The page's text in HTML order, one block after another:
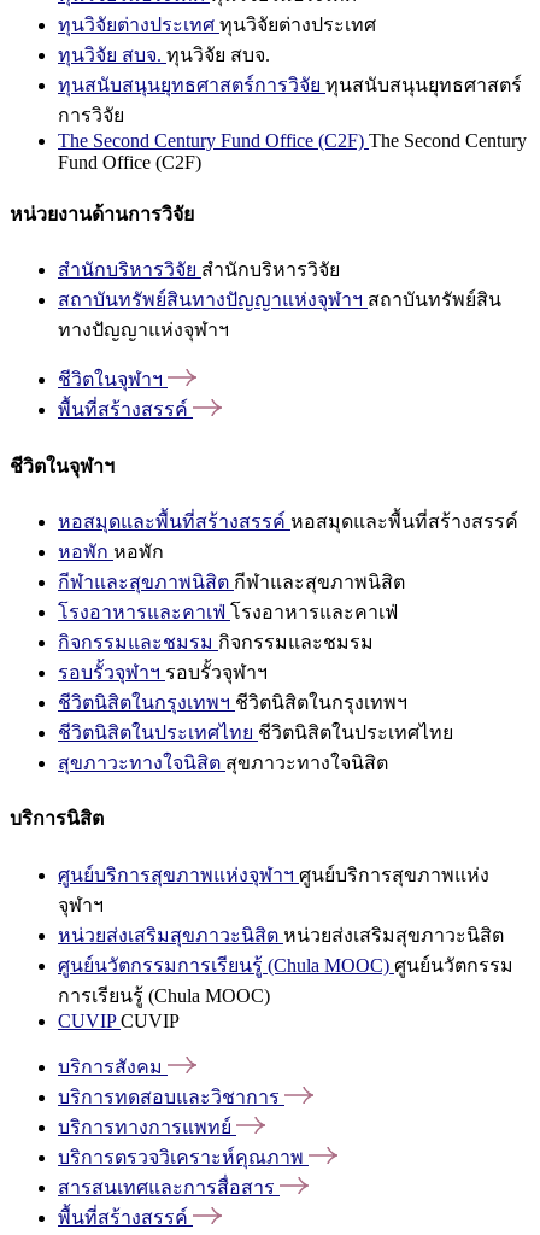
ทุนวิจัยต่างประเทศ ทุนวิจัยต่างประเทศ
ทุนวิจัย สบจ. ทุนวิจัย สบจ.
ทุนสนับสนุนยุทธศาสตร์การวิจัย ทุนสนับสนุนยุทธศาสตร์
การวิจัย
The Second Century Fund Office (C2F) The Second Century
Fund Office (C2F)
หน่วยงานด้านการวิจัย
สำนักบริหารวิจัย สำนักบริหารวิจัย
สถาบันทรัพย์สินทางปัญญาแห่งจุฬาฯ สถาบันทรัพย์สิน
ทางปัญญาแห่งจุฬาฯ
ชีวิตในจุฬาฯ
พื้นที่สร้างสรรค์
ชีวิตในจุฬาฯ
หอสมุดและพื้นที่สร้างสรรค์ หอสมุดและพื้นที่สร้างสรรค์
หอพัก หอพัก
กีฬาและสุขภาพนิสิต กีฬาและสุขภาพนิสิต
โรงอาหารและคาเฟ่ โรงอาหารและคาเฟ่
กิจกรรมและชมรม กิจกรรมและชมรม
รอบรั้วจุฬาฯ รอบรั้วจุฬาฯ
ชีวิตนิสิตในกรุงเทพฯ ชีวิตนิสิตในกรุงเทพฯ
ชีวิตนิสิตในประเทศไทย ชีวิตนิสิตในประเทศไทย
สุขภาวะทางใจนิสิต สุขภาวะทางใจนิสิต
บริการนิสิต
ศูนย์บริการสุขภาพแห่งจุฬาฯ ศูนย์บริการสุขภาพแห่ง
จุฬาฯ
หน่วยส่งเสริมสุขภาวะนิสิต หน่วยส่งเสริมสุขภาวะนิสิต
ศูนย์นวัตกรรมการเรียนรู้ (Chula MOOC) ศูนย์นวัตกรรม
การเรียนรู้ (Chula MOOC)
CUVIPCUVIP
บริการสังคม
บริการทดสอบและวิชาการ
บริการทางการแพทย์
บริการตรวจวิเคราะห์คุณภาพ
สารสนเทศและการสื่อสาร
พื้นที่สร้างสรรค์